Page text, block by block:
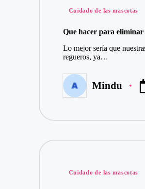
Publicado
Cuidado de las mascotas
Que hacer para eliminar
Lo mejor sería que
regueros, ya…
Publicado
por
Mindu
Publicado
Cuidado de las mascotas